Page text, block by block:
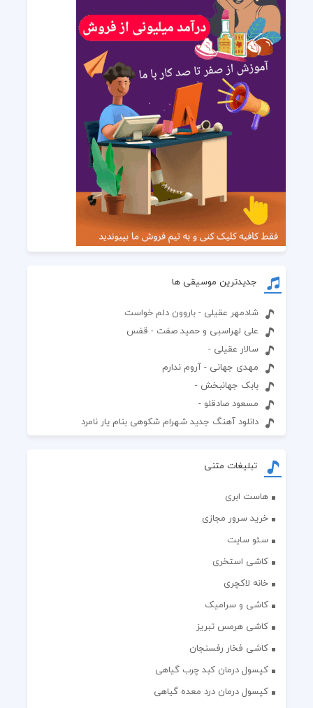
جدیدترین موسیقی ها
شادمهر عقیلی - باروون دلم خواست
علی لهراسبی و حمید صفت - قفس
سالار عقیلی -
مهدی جهانی - آروم ندارم
بابک جهانبخش -
مسعود صادقلو -
دانلود آهنگ جدید شهرام شکوهی بنام یار نامرد
تبلیغات متنی
هاست ابری
خرید سرور مجازی
سئو سایت
کاشی استخری
خانه لاکچری
کاشی و سرامیک
کاشی هرمس تبریز
کاشی فخار رفسنجان
کپسول درمان کبد چرب گیاهی
کپسول درمان درد معده گیاهی